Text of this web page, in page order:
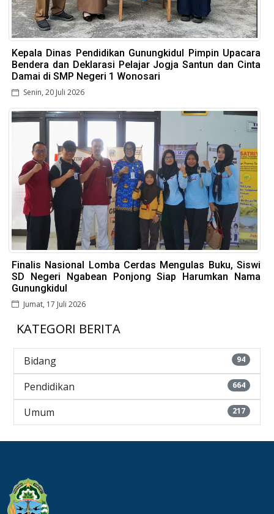
Kepala Dinas Pendidikan Gunungkidul Pimpin Upacara
Bendera dan Deklarasi Pelajar Jogja Santun dan Cinta
Damai di SMP Negeri 1 Wonosari
Senin, 20 Juli 2026
Finalis Nasional Lomba Cerdas Mengulas Buku, Siswi
SD Negeri Ngabean Ponjong Siap Harumkan Nama
Gunungkidul
Jumat, 17 Juli 2026
KATEGORI BERITA
Bidang 94
Pendidikan 664
Umum 217